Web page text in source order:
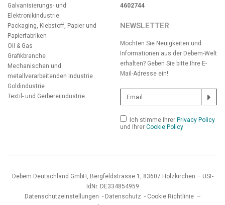
Galvanisierungs- und
Elektronikindustrie
Packaging, Klebstoff, Papier und
Papierfabriken
Oil & Gas
Grafikbranche
Mechanischen und
metallverarbeitenden Industrie
Goldindustrie
Textil- und Gerbereiindustrie
4602744
NEWSLETTER
Möchten Sie Neuigkeiten und
Informationen aus der Debem-Welt
erhalten? Geben Sie bitte Ihre E-
Mail-Adresse ein!
Ich stimme Ihrer Privacy Policy
und Ihrer Cookie Policy
Debem Deutschland GmbH, Bergfeldstrasse 1, 83607 Holzkirchen – USt-
IdNr. DE334854959
Datenschutzeinstellungen - Datenschutz - Cookie Richtlinie –